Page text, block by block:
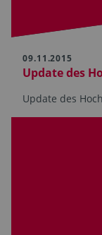
09.11.2015
Update des
Update des